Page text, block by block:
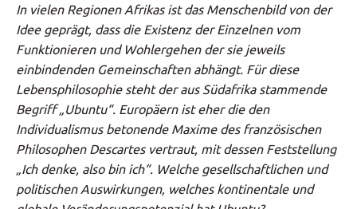
In vielen Regionen Afrikas ist das Menschenbild von der
Idee geprägt, dass die Existenz der Einzelnen vom
Funktionieren und Wohlergehen der sie jeweils
einbindenden Gemeinschaften abhängt. Für diese
Lebensphilosophie steht der aus Südafrika stammende
Begriff „Ubuntu“. Europäern ist eher die den
Individualismus betonende Maxime des französischen
Philosophen Descartes vertraut, mit dessen Feststellung
„Ich denke, also bin ich“. Welche gesellschaftlichen und
politischen Auswirkungen, welches kontinentale und